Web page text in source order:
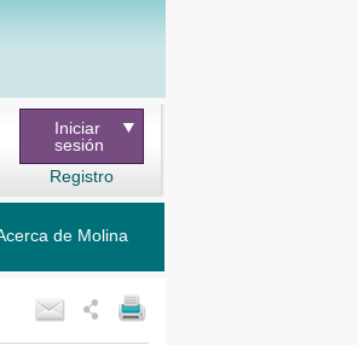
Iniciar
sesión
Registro
de Molina